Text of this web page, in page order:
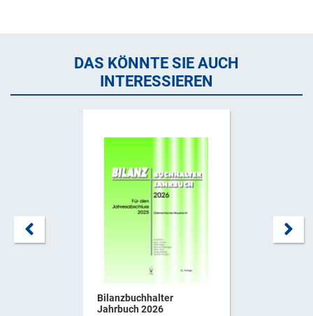
DAS KÖNNTE SIE AUCH
INTERESSIEREN
Bilanzbuchhalter
Jahrbuch 2026